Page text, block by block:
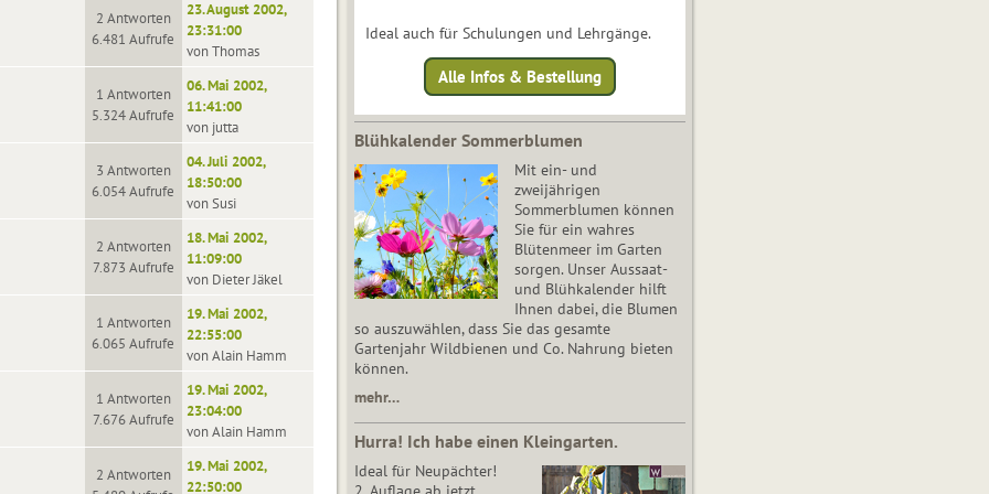
2 Antworten
6.481 Aufrufe
23. August 2002,
23:31:00
von Thomas
1 Antworten
5.324 Aufrufe
06. Mai 2002,
11:41:00
von jutta
3 Antworten
6.054 Aufrufe
04. Juli 2002,
18:50:00
von Susi
2 Antworten
7.873 Aufrufe
18. Mai 2002,
11:09:00
von Dieter Jäkel
1 Antworten
6.065 Aufrufe
19. Mai 2002,
22:55:00
von Alain Hamm
1 Antworten
7.676 Aufrufe
19. Mai 2002,
23:04:00
von Alain Hamm
2 Antworten
19. Mai 2002,
22:50:00
Ideal auch für Schulungen und Lehrgänge.
Alle Infos & Bestellung
Blühkalender Sommerblumen
Mit ein- und
zweijährigen
Sommerblumen können
Sie für ein wahres
Blütenmeer im Garten
sorgen. Unser Aussaat-
und Blühkalender hilft
Ihnen dabei, die Blumen
so auszuwählen, dass Sie das gesamte
Gartenjahr Wildbienen und Co. Nahrung bieten
können.
mehr…
Hurra! Ich habe einen Kleingarten.
Ideal für Neupächter!